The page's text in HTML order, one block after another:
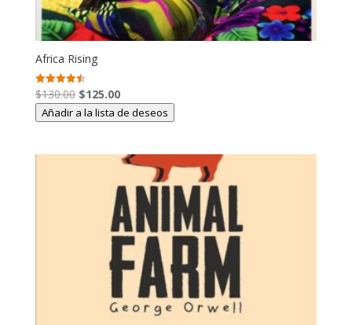
Africa Rising
Valorado
con
4.50
de 5
$130.00 El
precio
$125.00El
precio
$125.00.
Añadir a la lista de deseos